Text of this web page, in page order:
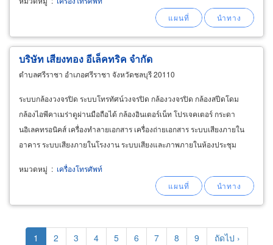
บริษัท เสียงทอง อีเล็คทริค จำกัด
ตำบลศรีราชา อำเภอศรีราชา จังหวัดชลบุรี 20110
ระบบกล้องวงจรปิด ระบบโทรทัศน์วงจรปิด กล้องวงจรปิด กล้องสปีดโดม
กล้องไอพีคาเมร่าดูผ่านมือถือได้ กล้องอินเตอร์เน็ท โปรเจคเตอร์ กระดา
นอิเลคทรอนิคส์ เครื่องทำลายเอกสาร เครื่องถ่ายเอกสาร ระบบเสียงภายใน
อาคาร ระบบเสียงภายในโรงงาน ระบบเสียงและภาพภายในห้องประชุม
หมวดหมู่ : เครื่องโทรศัพท์
Pagination
Current
1 Page
2 Page
3 Page
4 Page
5 Page
6 Page
7 Page
8 Page
9
Next
ถัดไป ›